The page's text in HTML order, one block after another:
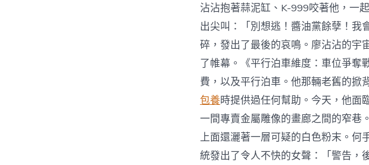
沾沾抱著蒜泥缸、K-999咬著他，一
出尖叫：「別想逃！醬油黨餘孽！我
碎，發出了最後的哀鳴。廖沾沾的宇
了帷幕。《平行泊車維度：車位爭奪
費，以及平行泊車。他那輛老舊的掀
包養時提供過任何幫助。今天，他面
一間專賣金屬雕像的畫廊之間的窄巷
上面還灑著一層可疑的白色粉末。何
統發出了令人不快的女聲：「警告，